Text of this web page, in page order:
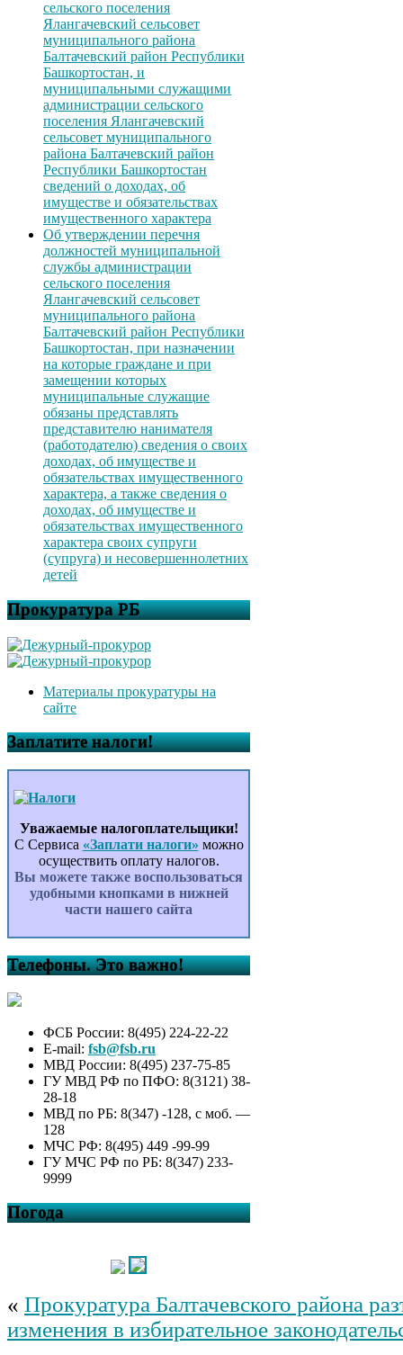
сельского поселения
Ялангачевский сельсовет
муниципального района
Балтачевский район Республики
Башкортостан, и
муниципальными служащими
администрации сельского
поселения Ялангачевский
сельсовет муниципального
района Балтачевский район
Республики Башкортостан
сведений о доходах, об
имуществе и обязательствах
имущественного характера
Об утверждении перечня
должностей муниципальной
службы администрации
сельского поселения
Ялангачевский сельсовет
муниципального района
Балтачевский район Республики
Башкортостан, при назначении
на которые граждане и при
замещении которых
муниципальные служащие
обязаны представлять
представителю нанимателя
(работодателю) сведения о своих
доходах, об имуществе и
обязательствах имущественного
характера, а также сведения о
доходах, об имуществе и
обязательствах имущественного
характера своих супруги
(супруга) и несовершеннолетних
детей
Прокуратура РБ
Материалы прокуратуры на
сайте
Заплатите налоги!
Уважаемые налогоплательщики!
С Сервиса «Заплати налоги» можно
осуществить оплату налогов.
Вы можете также воспользоваться
удобными кнопками в нижней
части нашего сайта
Телефоны. Это важно!
ФСБ России: 8(495) 224-22-22
E-mail: fsb@fsb.ru
МВД России: 8(495) 237-75-85
ГУ МВД РФ по ПФО: 8(3121) 38-
28-18
МВД по РБ: 8(347) -128, с моб. —
128
МЧС РФ: 8(495) 449 -99-99
ГУ МЧС РФ по РБ: 8(347) 233-
9999
Погода
« Прокуратура Балтачевского района
изменения в избирательное